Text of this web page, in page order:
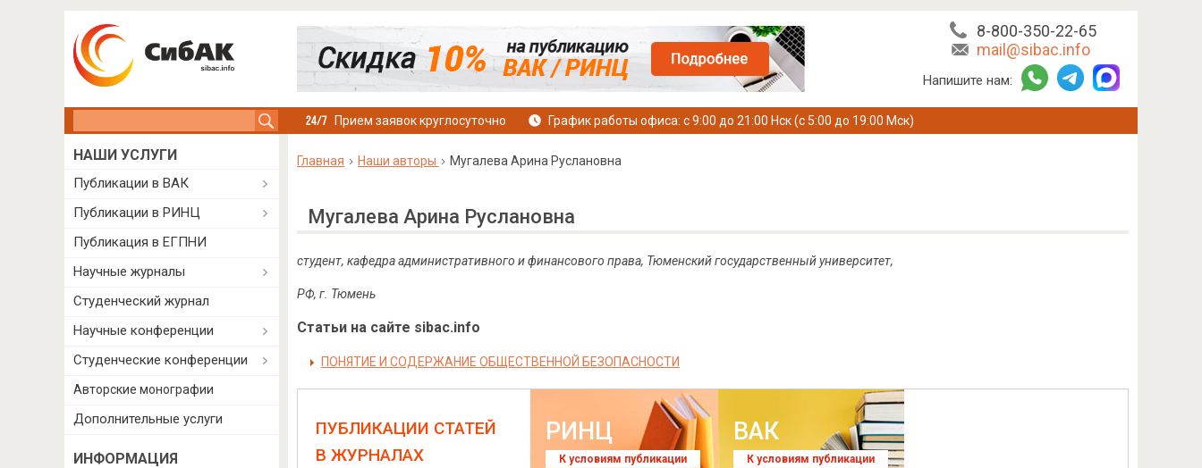
8-800-350-22-65
mail@sibac.info
Напишите нам:
Прием заявок круглосуточно График работы офиса: с 9:00 до 21:00 Нск (с 5:00 до 19:00 Мск)
Главная Наши авторы Мугалева Арина Руслановна
Мугалева Арина Руслановна
студент, кафедра административного и финансового права, Тюменский государственный университет,
РФ, г. Тюмень
Статьи на сайте sibac.info
ПОНЯТИЕ И СОДЕРЖАНИЕ ОБЩЕСТВЕННОЙ БЕЗОПАСНОСТИ
ПУБЛИКАЦИИ СТАТЕЙ
В ЖУРНАЛАХ
РИНЦ
К условиям публикации
ВАК
К условиям публикации
НАШИ УСЛУГИ
Публикации в ВАК
Публикации в РИНЦ
Публикация в ЕГПНИ
Научные журналы
Студенческий журнал
Научные конференции
Студенческие конференции
Авторские монографии
Дополнительные услуги
ИНФОРМАЦИЯ